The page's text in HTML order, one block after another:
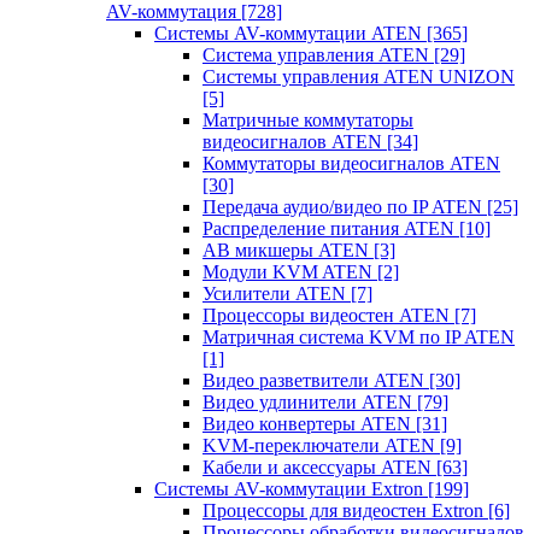
AV-коммутация [728]
Системы AV-коммутации ATEN [365]
Система управления ATEN [29]
Системы управления ATEN UNIZON
[5]
Матричные коммутаторы
видеосигналов ATEN [34]
Коммутаторы видеосигналов ATEN
[30]
Передача аудио/видео по IP ATEN [25]
Распределение питания ATEN [10]
АВ микшеры ATEN [3]
Модули KVM ATEN [2]
Усилители ATEN [7]
Процессоры видеостен ATEN [7]
Матричная система KVM по IP ATEN
[1]
Видео разветвители ATEN [30]
Видео удлинители ATEN [79]
Видео конвертеры ATEN [31]
KVM-переключатели ATEN [9]
Кабели и аксессуары ATEN [63]
Системы AV-коммутации Extron [199]
Процессоры для видеостен Extron [6]